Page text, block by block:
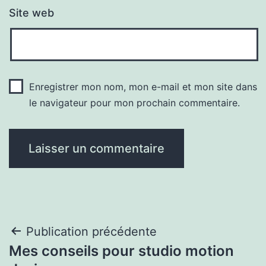
Site web
Enregistrer mon nom, mon e-mail et mon site dans
le navigateur pour mon prochain commentaire.
Navigation
Publication précédente
Mes conseils pour studio motion